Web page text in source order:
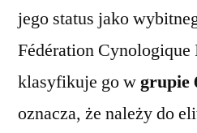
jego status jako
Fédération
klasyfikuje go wgrupie
oznacza, że należy do